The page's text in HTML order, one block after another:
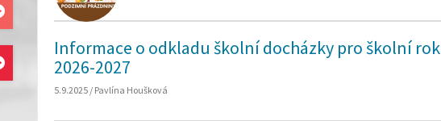
Informace o odkladu školní docházky pro školní rok
2026-2027
5.9.2025 / Pavlína Houšková